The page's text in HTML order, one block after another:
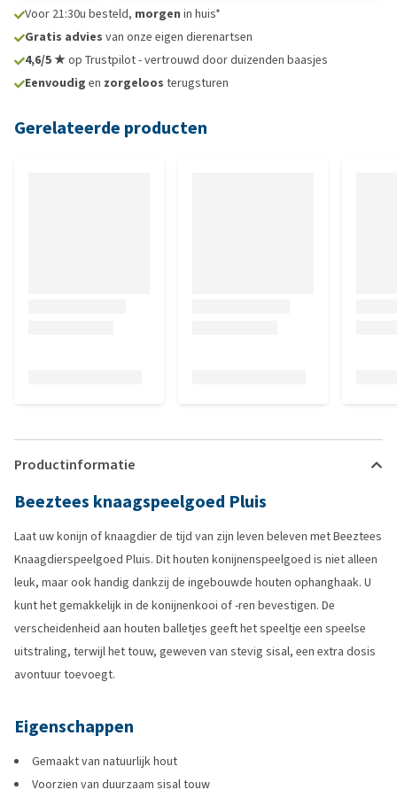
Voor 21:30u besteld, morgen in huis*
Gratis advies van onze eigen dierenartsen
4,6/5 ★op Trustpilot - vertrouwd door duizenden baasjes
Eenvoudig en zorgeloos terugsturen
Gerelateerde producten
Productinformatie
Beeztees knaagspeelgoed Pluis
Laat uw konijn of knaagdier de tijd van zijn leven beleven met Beeztees
Knaagdierspeelgoed Pluis. Dit houten konijnenspeelgoed is niet alleen
leuk, maar ook handig dankzij de ingebouwde houten ophanghaak. U
kunt het gemakkelijk in de konijnenkooi of -ren bevestigen. De
verscheidenheid aan houten balletjes geeft het speeltje een speelse
uitstraling, terwijl het touw, geweven van stevig sisal, een extra dosis
avontuur toevoegt.
Eigenschappen
Gemaakt van natuurlijk hout
Voorzien van duurzaam sisal touw